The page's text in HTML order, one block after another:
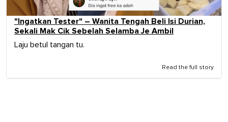
"Ingatkan Tester" – Wanita Tengah Beli Isi Durian,
Sekali Mak Cik Sebelah Selamba Je Ambil
Laju betul tangan tu.
Read the full story